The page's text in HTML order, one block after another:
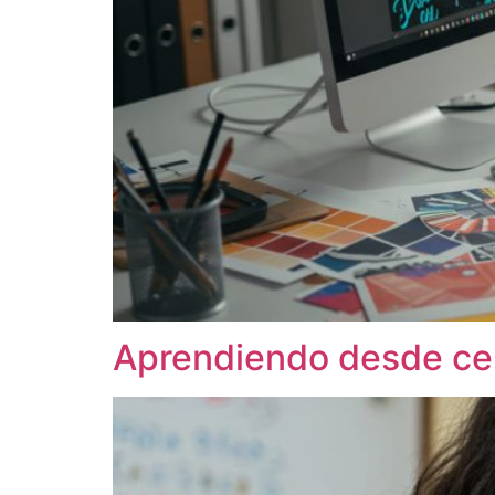
Aprendiendo desde